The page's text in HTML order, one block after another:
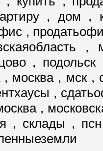
, дом
,
,
, москва , мск
,
,
, склады ,